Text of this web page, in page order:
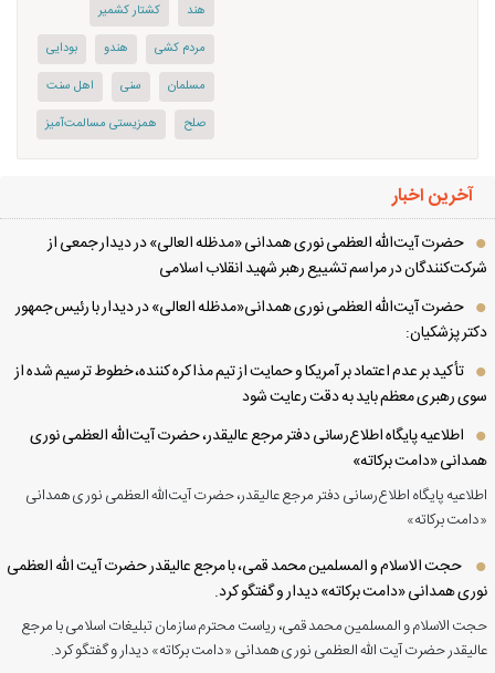
هند
كشتار كشمیر
مردم كشی
هندو
بودایی
مسلمان
سنی
اهل سنت
صلح
همزیستی مسالمت‌آمیز
آخرین اخبار
حضرت آیت‌الله العظمی نوری همدانی «مدظله العالی» در دیدار جمعی از
در مراسم تشییع رهبر شهید انقلاب اسلامی
حضرت آیت‌الله العظمی نوری همدانی«مدظله العالی» در دیدار با رئیس جمهور
پزشکیان:
تأکید بر عدم اعتماد بر آمریکا و حمایت از تیم مذاکره کننده، خطوط ترسیم شده از
رهبری معظم باید به دقت رعایت شود
اطلاعیه پایگاه اطلاع‌رسانی دفتر مرجع عالیقدر، حضرت آیت‌الله العظمی نوری
«دامت برکاته»
پایگاه اطلاع‌رسانی دفتر مرجع عالیقدر، حضرت آیت‌الله العظمی نوری همدانی
برکاته»
حجت الاسلام و المسلمین محمد قمی، با مرجع عالیقدر حضرت آیت الله العظمی
همدانی «دامت برکاته» دیدار و گفتگو کرد.
الاسلام و المسلمین محمد قمی، ریاست محترم سازمان تبلیغات اسلامی با مرجع
حضرت آیت الله العظمی نوری همدانی «دامت برکاته» دیدار و گفتگو کرد.